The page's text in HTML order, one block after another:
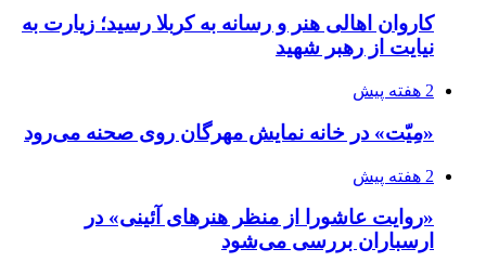
کاروان اهالی هنر و رسانه به کربلا رسید؛ زیارت به
نیایت از رهبر شهید
2 هفته پیش
«مِیّت» در خانه نمایش مهرگان روی صحنه می‌رود
2 هفته پیش
«روایت عاشورا از منظر هنرهای آئینی» در
ارسباران بررسی می‌شود